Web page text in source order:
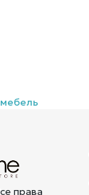
права